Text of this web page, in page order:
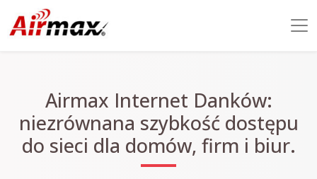
Airmax Internet Danków:
niezrównana szybkość dostępu
do sieci dla domów, firm i biur.